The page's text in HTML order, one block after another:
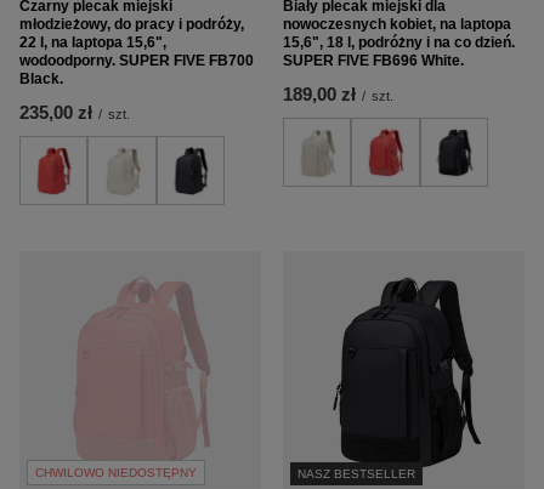
Czarny plecak miejski
młodzieżowy, do pracy i podróży,
22 l, na laptopa 15,6",
wodoodporny. SUPER FIVE FB700
Black.
235,00 zł / szt.
Biały plecak miejski dla
nowoczesnych kobiet, na laptopa
15,6", 18 l, podróżny i na co dzień.
SUPER FIVE FB696 White.
189,00 zł / szt.
CHWILOWO NIEDOSTĘPNY NASZ BESTSELLER